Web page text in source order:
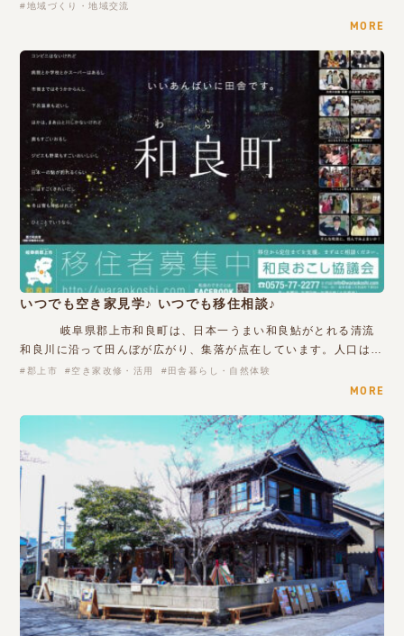
地域づくり・地域交流
MORE
いつでも空き家見学♪ いつでも移住相談♪
岐阜県郡上市和良町は、日本一うまい和良鮎がとれる清流
和良川に沿って田んぼが広がり、集落が点在しています。人口は…
郡上市 空き家改修・活用 田舎暮らし・自然体験
MORE